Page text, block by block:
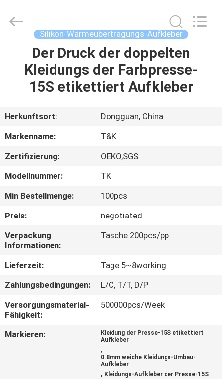
HAUS
PRODUKTE
ÜBER
UNS
FABRIK-
AUSFLUG
QUALITÄTSKONTROLLE
TRETEN
SIE
MIT
IN
VERBINDUNG
Accessories
Co.,Ltd.
Silikon-Wärmeübertragungs-Aufkleber
Der Druck der doppelten
Kleidungs der Farbpresse-
15S etikettiert Aufkleber
Herkunftsort:
Dongguan, China
Markenname:
T&K
Zertifizierung:
OEKO,SGS
Modellnummer:
TK
Min Bestellmenge:
100pcs
Preis:
negotiated
Verpackung
Informationen:
Tasche 200pcs/pp
Lieferzeit:
Tage 5~8working
Zahlungsbedingungen:
L/C, T/T, D/P
Versorgungsmaterial-
Fähigkeit:
500000pcs/Week
Markieren:
Kleidung der Presse-15S etikettiert
Aufkleber
,
0.8mm weiche Kleidungs-Umbau-
Aufkleber
, Kleidungs-Aufkleber der Presse-15S